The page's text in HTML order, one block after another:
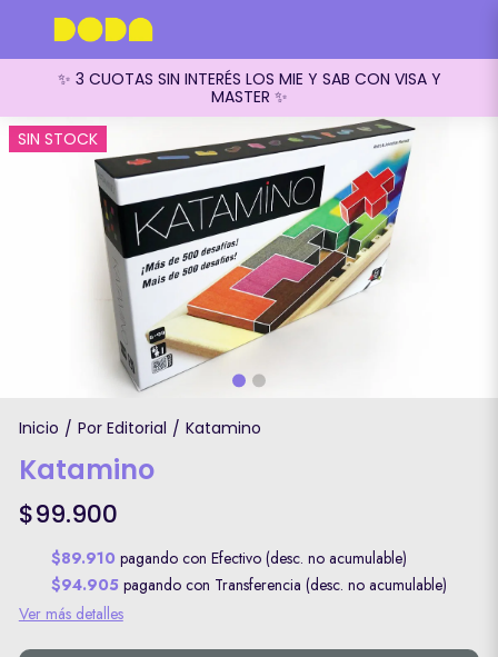
✨ 3 CUOTAS SIN INTERÉS LOS MIE Y SAB CON VISA Y
MASTER ✨
SIN STOCK
Inicio / Por Editorial / Katamino
Katamino
$99.900
$89.910 pagando con Efectivo (desc. no acumulable)
$94.905 pagando con Transferencia (desc. no acumulable)
Ver más detalles